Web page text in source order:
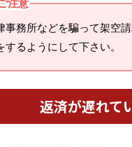
注意
事務所などを騙って架空
するようにして下さい。
返済が遅れて